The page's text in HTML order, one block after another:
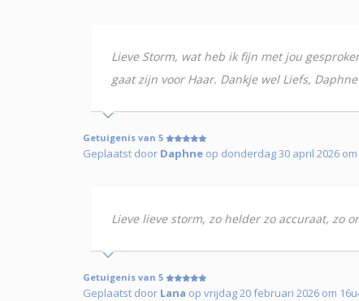
Lieve Storm, wat heb ik fijn met jou
gaat zijn voor Haar. Dankje wel Liefs, Daphne
Getuigenis van 5
Geplaatst door Daphne op donderdag 30 april 2026 om
Lieve lieve storm, zo helder zo accuraat, zo
Getuigenis van 5
Geplaatst door Lana op vrijdag 20 februari 2026 om